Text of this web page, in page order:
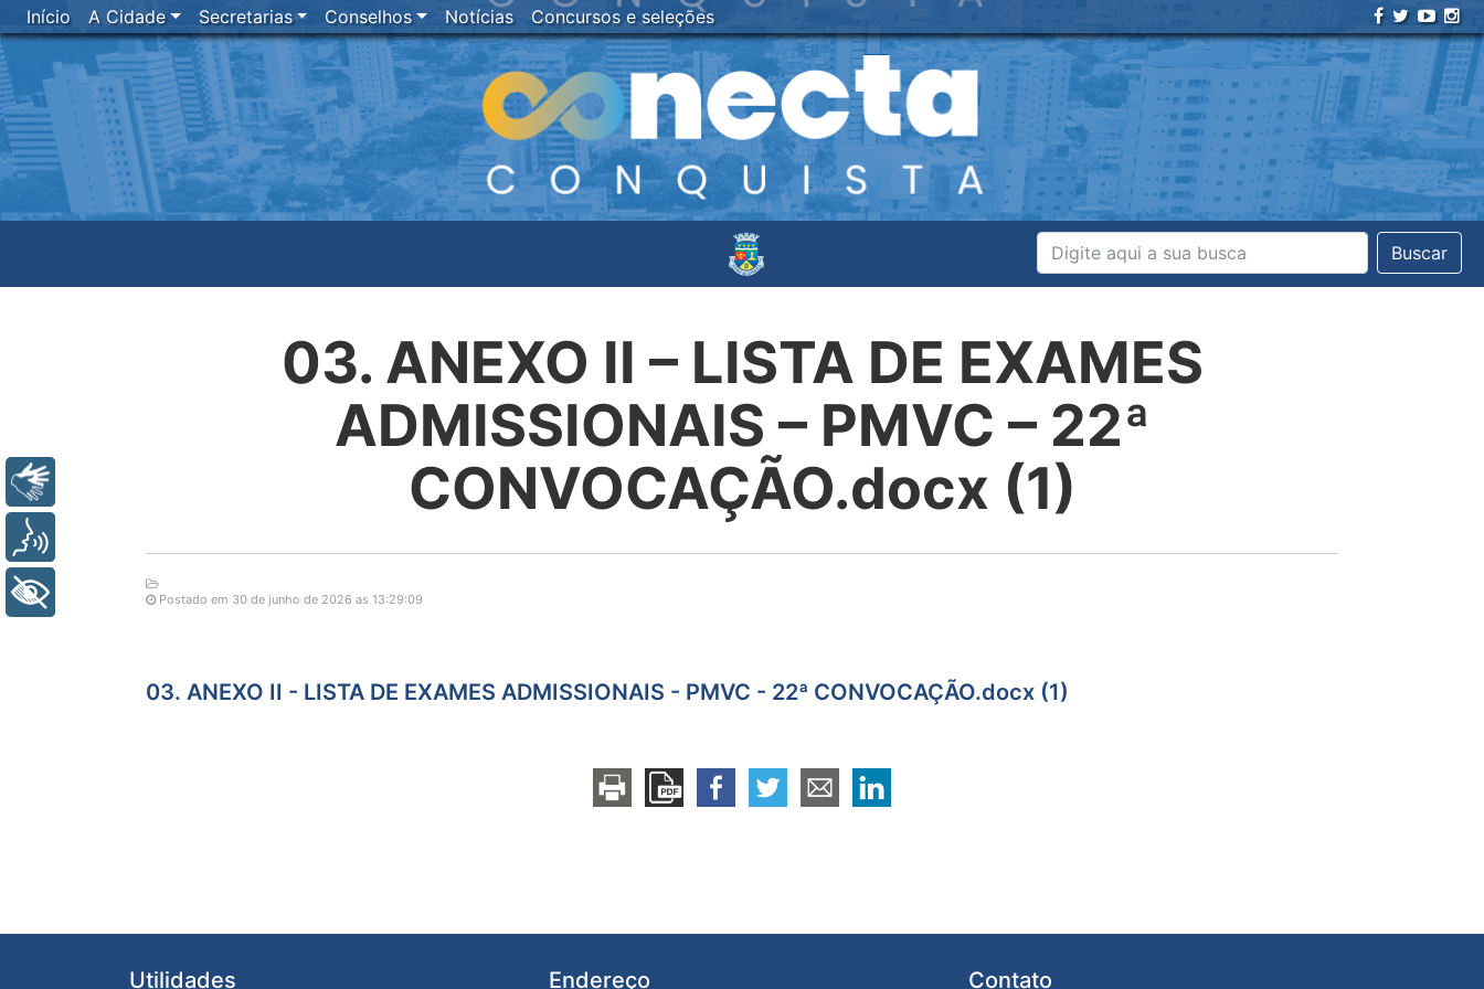
Início A Cidade Secretarias Conselhos Notícias Concursos e seleções
Buscar
03. ANEXO II – LISTA DE EXAMES
ADMISSIONAIS – PMVC – 22ª
CONVOCAÇÃO.docx (1)
Postado em 30 de junho de 2026 as 13:29:09
03. ANEXO II - LISTA DE EXAMES ADMISSIONAIS - PMVC - 22ª CONVOCAÇÃO.docx (1)
Utilidades Endereço Contato
+ Acessibilidade